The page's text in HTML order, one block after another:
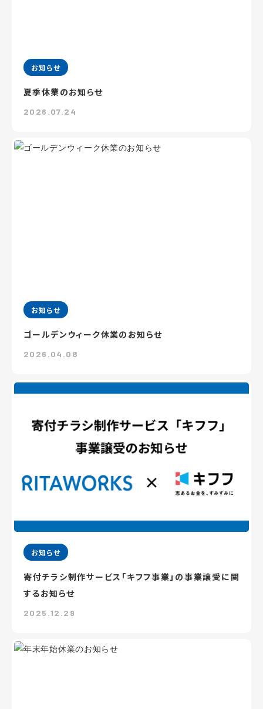
お知らせ
夏季休業のお知らせ
2026.07.24
お知らせ
ゴールデンウィーク休業のお知らせ
2026.04.08
お知らせ
寄付チラシ制作サービス「キフフ事業」の事業譲受に関
するお知らせ
2025.12.29